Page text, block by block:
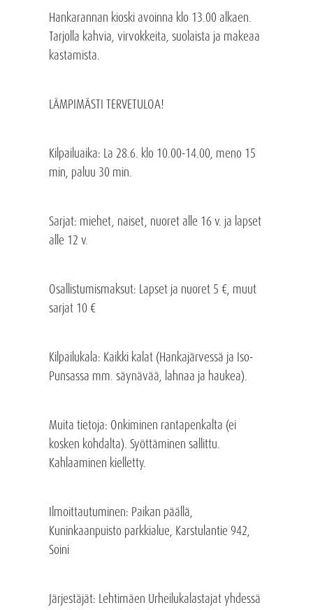
Hankarannan kioski avoinna klo 13.00 alkaen.
Tarjolla kahvia, virvokkeita, suolaista ja makeaa
kastamista.
LÄMPIMÄSTI TERVETULOA!
Kilpailuaika: La 28.6. klo 10.00-14.00, meno 15
min, paluu 30 min.
Sarjat: miehet, naiset, nuoret alle 16 v. ja lapset
alle 12 v.
Osallistumismaksut: Lapset ja nuoret 5 €, muut
sarjat 10 €
Kilpailukala: Kaikki kalat (Hankajärvessä ja Iso-
Punsassa mm. säynävää, lahnaa ja haukea).
Muita tietoja: Onkiminen rantapenkalta (ei
kosken kohdalta). Syöttäminen sallittu.
Kahlaaminen kielletty.
Ilmoittautuminen: Paikan päällä,
Kuninkaanpuisto parkkialue, Karstulantie 942,
Soini
Järjestäjät: Lehtimäen Urheilukalastajat yhdessä